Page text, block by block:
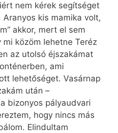
nem kérek segítséget
kis mamika volt,
akkor, mert el sem
közöm lehetne Teréz
az utolsó éjszakámat
ami
lehetőséget. Vasárnap
után –
bizonyos pályaudvari
hogy nincs más
Elindultam